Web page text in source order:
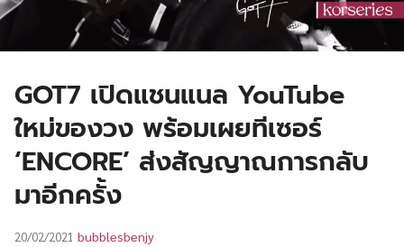
GOT7 เปิดแชนแนล YouTube
ใหม่ของวง พร้อมเผยทีเซอร์
‘ENCORE’ ส่งสัญญาณการกลับ
มาอีกครั้ง
20/02/2021 bubblesbenjy